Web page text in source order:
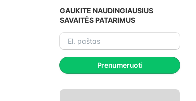
GAUKITE NAUDINGIAUSIUS
SAVAITĖS PATARIMUS
El.
paštas
Prenumeruoti